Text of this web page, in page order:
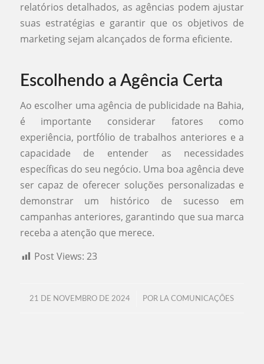
relatórios detalhados, as agências podem ajustar
suas estratégias e garantir que os objetivos de
marketing sejam alcançados de forma eficiente.
Escolhendo a Agência Certa
Ao escolher uma agência de publicidade na Bahia,
é importante considerar fatores como
experiência, portfólio de trabalhos anteriores e a
capacidade de entender as necessidades
específicas do seu negócio. Uma boa agência deve
ser capaz de oferecer soluções personalizadas e
demonstrar um histórico de sucesso em
campanhas anteriores, garantindo que sua marca
receba a atenção que merece.
Post Views: 23
21 DE NOVEMBRO DE 2024
/ POR LA COMUNICAÇÕES